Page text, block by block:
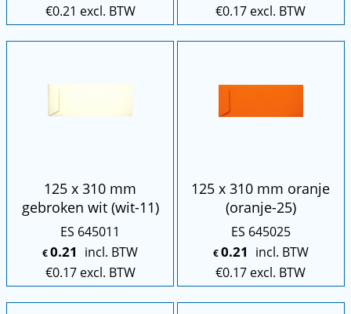
€0.21 excl. BTW
€0.17 excl. BTW
125 x 310 mm
gebroken wit (wit-11)
ES 645011
€0.21 incl. BTW
€0.17 excl. BTW
125 x 310 mm oranje
(oranje-25)
ES 645025
€0.21 incl. BTW
€0.17 excl. BTW